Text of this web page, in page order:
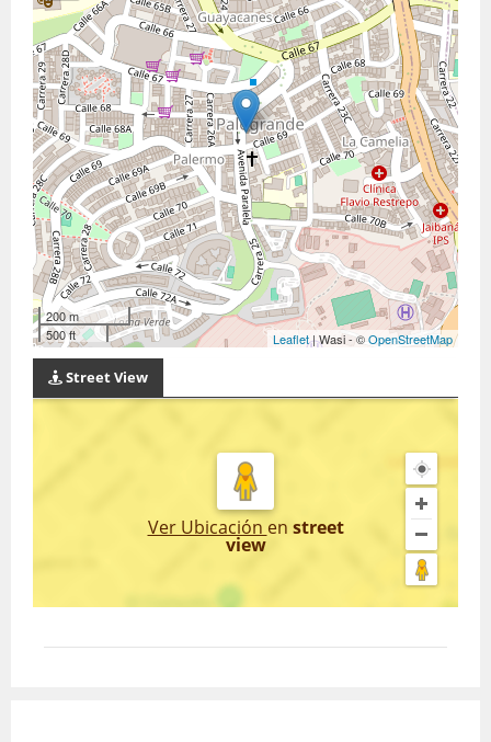
200 m
500 ft
Leaflet| Wasi - ©OpenStreetMap
Street View
Ver Ubicación en street
view